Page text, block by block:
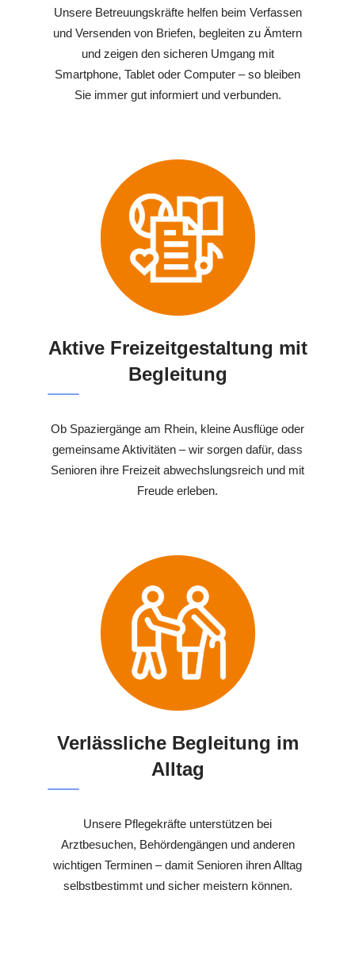
Unsere Betreuungskräfte helfen beim Verfassen
und Versenden von Briefen, begleiten zu Ämtern
und zeigen den sicheren Umgang mit
Smartphone, Tablet oder Computer – so bleiben
Sie immer gut informiert und verbunden.
Aktive Freizeitgestaltung mit
Begleitung
Ob Spaziergänge am Rhein, kleine Ausflüge oder
gemeinsame Aktivitäten – wir sorgen dafür, dass
Senioren ihre Freizeit abwechslungsreich und mit
Freude erleben.
Verlässliche Begleitung im
Alltag
Unsere Pflegekräfte unterstützen bei
Arztbesuchen, Behördengängen und anderen
wichtigen Terminen – damit Senioren ihren Alltag
selbstbestimmt und sicher meistern können.